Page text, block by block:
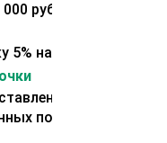
рублей.
на второй заказ
отсрочки
покупателей.